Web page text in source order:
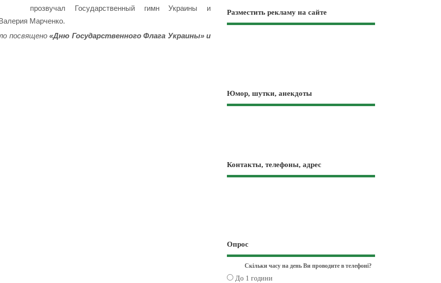
прозвучал Государственный гимн Украины и
Марченко.
посвящено«Дню Государственного Флага Украины» и
Разместить рекламу на сайте
Юмор, шутки, анекдоты
Контакты, телефоны, адрес
Опрос
Скільки часу на день Ви проводите в телефоні?
До 1 години